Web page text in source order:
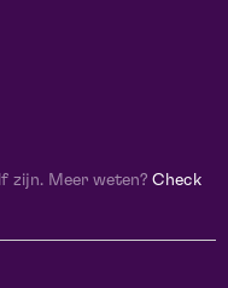
zijn. Meer weten? Check